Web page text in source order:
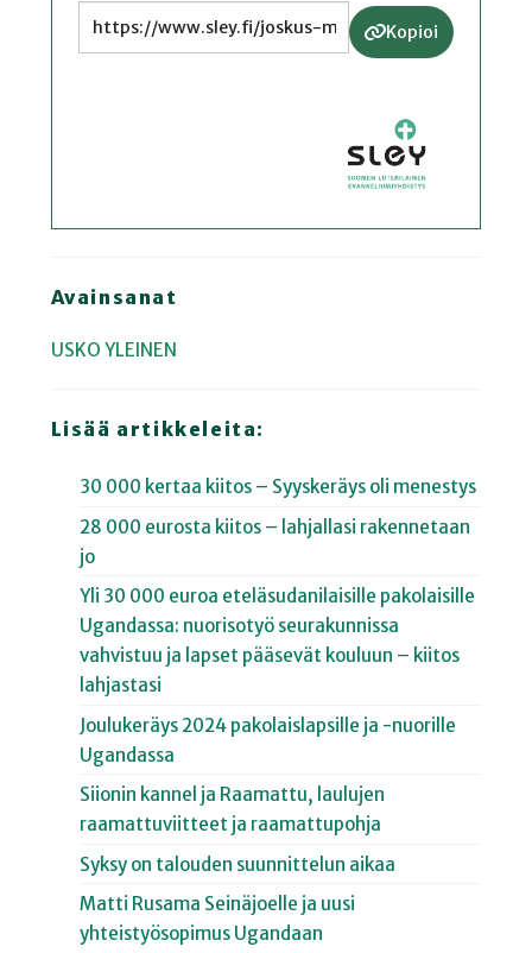
Kopioi
Avainsanat
USKO YLEINEN
Lisää artikkeleita:
30 000 kertaa kiitos – Syyskeräys oli menestys
28 000 eurosta kiitos – lahjallasi rakennetaan
jo
Yli 30 000 euroa eteläsudanilaisille pakolaisille
Ugandassa: nuorisotyö seurakunnissa
vahvistuu ja lapset pääsevät kouluun – kiitos
lahjastasi
Joulukeräys 2024 pakolaislapsille ja -nuorille
Ugandassa
Siionin kannel ja Raamattu, laulujen
raamattuviitteet ja raamattupohja
Syksy on talouden suunnittelun aikaa
Matti Rusama Seinäjoelle ja uusi
yhteistyösopimus Ugandaan